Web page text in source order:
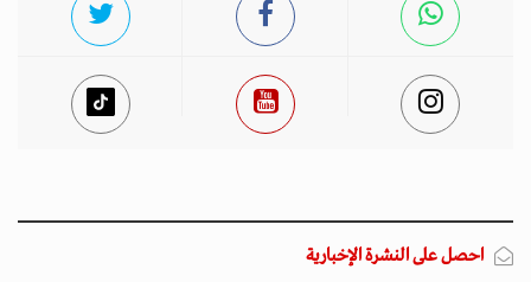
احصل على النشرة الإخبارية